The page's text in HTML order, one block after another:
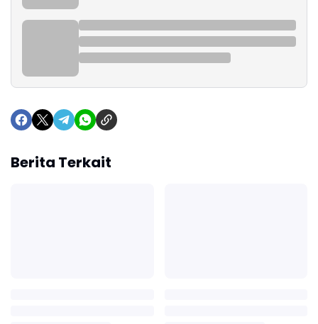
Berita Terkait